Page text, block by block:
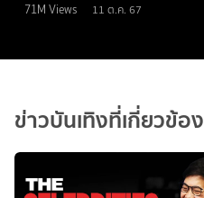
71M Views 11 ต.ค. 67
ข่าวบันเทิงที่เกี่ยวข้อง